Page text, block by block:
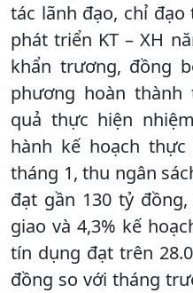
tác lãnh đạo, chỉ
phát triển KT – XH
khẩn trương, đồng
phương hoàn
quả thực hiện
hành kế hoạch
tháng 1, thu ngân
đạt gần 130 tỷ
giao và 4,3% kế
tín dụng đạt trên
đồng so với tháng